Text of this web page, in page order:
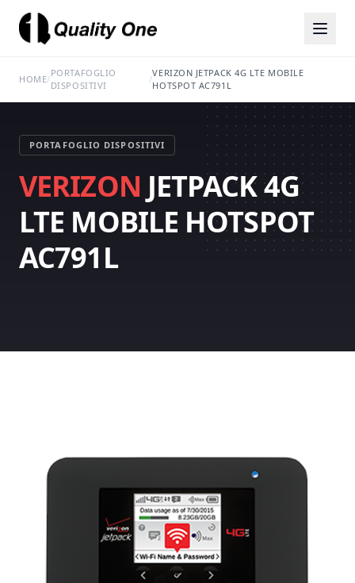
HOME/
PORTAFOGLIO
DISPOSITIVI
/
VERIZON JETPACK 4G LTE MOBILE
HOTSPOT AC791L
PORTAFOGLIO DISPOSITIVI
VERIZON JETPACK 4G
LTE MOBILE HOTSPOT
AC791L